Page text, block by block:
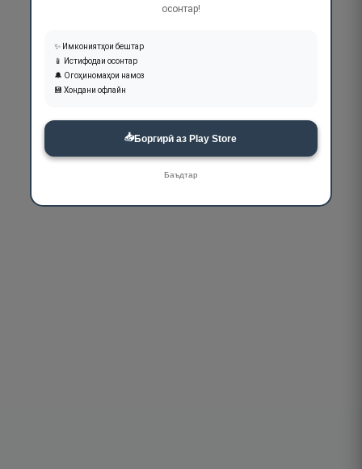
осонтар!
✨ Имкониятҳои бештар
📱 Истифодаи осонтар
🔔 Огоҳиномаҳои намоз
💾 Хондани офлайн
📥Боргирӣ аз Play Store
Баъдтар